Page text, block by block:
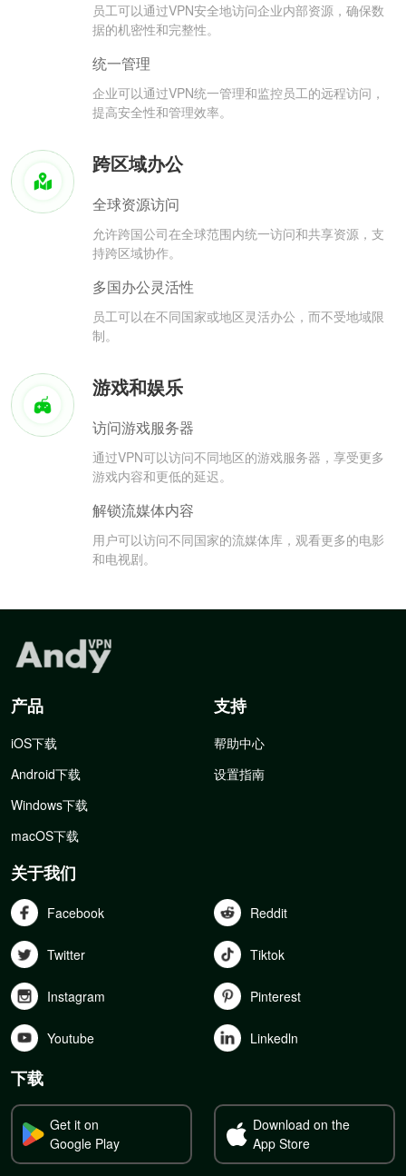
员工可以通过VPN安全地访问企业内部资源，确保数
据的机密性和完整性。
统一管理
企业可以通过VPN统一管理和监控员工的远程访问，
提高安全性和管理效率。
跨区域办公
全球资源访问
允许跨国公司在全球范围内统一访问和共享资源，支
持跨区域协作。
多国办公灵活性
员工可以在不同国家或地区灵活办公，而不受地域限
制。
游戏和娱乐
访问游戏服务器
通过VPN可以访问不同地区的游戏服务器，享受更多
游戏内容和更低的延迟。
解锁流媒体内容
用户可以访问不同国家的流媒体库，观看更多的电影
和电视剧。
产品
iOS下载
Android下载
Windows下载
macOS下载
支持
帮助中心
设置指南
关于我们
Facebook Reddit
Twitter Tiktok
Instagram Pinterest
Youtube Linkedln
下载
Get it on
Google Play
Download on the
App Store